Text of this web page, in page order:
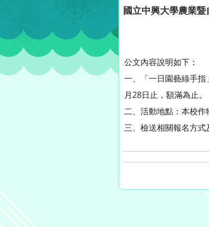
國立中興大學農業
公文內容說明如下：
一、「一日園藝綠手
月28日止，額滿為止。
二、活動地點：本校作
三、檢送相關報名方式